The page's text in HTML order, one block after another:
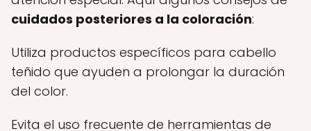
cuidados posteriores a la coloración:
Utiliza productos específicos para cabello
teñido que ayuden a prolongar la duración
del color.
Evita el uso frecuente de herramientas de